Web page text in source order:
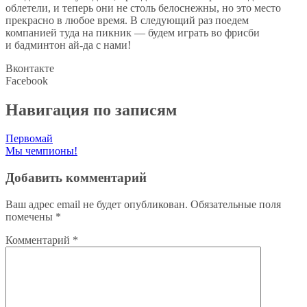
облетели, и теперь они не столь белоснежны, но это место
прекрасно в любое время. В следующий раз поедем
компанией туда на пикник — будем играть во фрисби
и бадминтон ай-да с нами!
Вконтакте
Facebook
Навигация по записям
Первомай
Мы чемпионы!
Добавить комментарий
Ваш адрес email не будет опубликован. Обязательные поля
помечены *
Комментарий *